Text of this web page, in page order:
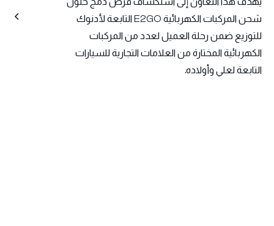
شحن المركبات الكهربائية E2GO التابعة لأدنوك
للتوزيع ضمن رحلة العميل لعدد من المركبات
الكهربائية المختارة من العلامات التجارية للسيارات
التابعة لعلي وأولاده.